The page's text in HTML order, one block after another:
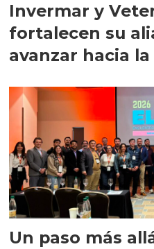
Invermar y
fortalecen su
avanzar hacia
Un paso más